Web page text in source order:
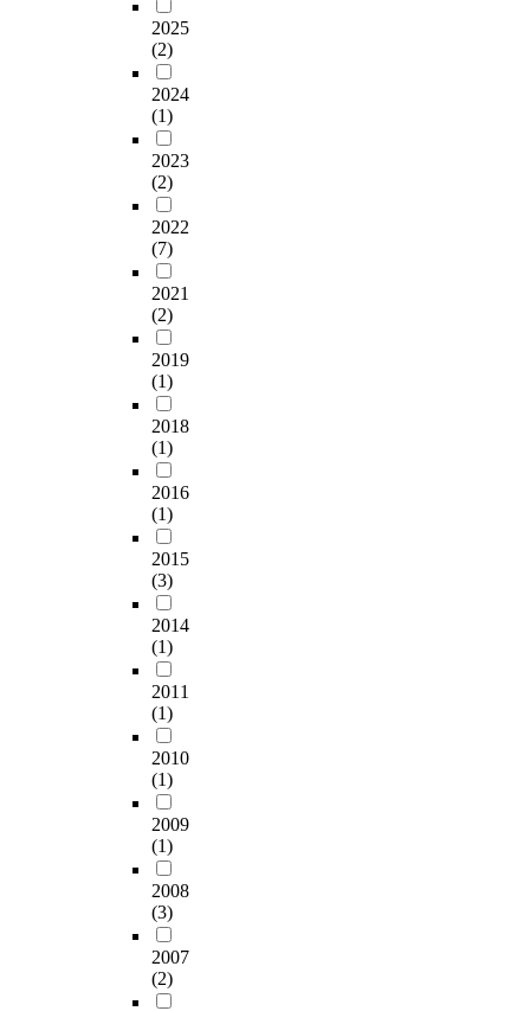
2025
(2)
2024
(1)
2023
(2)
2022
(7)
2021
(2)
2019
(1)
2018
(1)
2016
(1)
2015
(3)
2014
(1)
2011
(1)
2010
(1)
2009
(1)
2008
(3)
2007
(2)